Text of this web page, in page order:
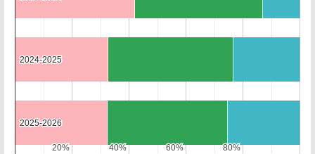
20%
20% 40%
40% 60%
60% 80%
80%
2024-2025
2024-2025
2025-2026
2025-2026